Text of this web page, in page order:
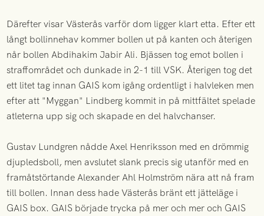
Därefter visar Västerås varför dom ligger klart etta. Efter ett
långt bollinnehav kommer bollen ut på kanten och återigen
når bollen Abdihakim Jabir Ali. Bjässen tog emot bollen i
straffområdet och dunkade in 2-1 till VSK. Återigen tog det
ett litet tag innan GAIS kom igång ordentligt i halvleken men
efter att "Myggan" Lindberg kommit in på mittfältet spelade
atleterna upp sig och skapade en del halvchanser.
Gustav Lundgren nådde Axel Henriksson med en drömmig
djupledsboll, men avslutet slank precis sig utanför med en
framåtstörtande Alexander Ahl Holmström nära att nå fram
till bollen. Innan dess hade Västerås bränt ett jätteläge i
GAIS box. GAIS började trycka på mer och mer och GAIS